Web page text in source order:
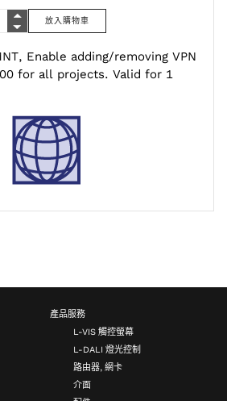
Enable adding/removing VPN
for all projects. Valid for 1
產品服務
L-VIS 觸控螢幕
L-DALI 燈光控制
路由器, 網卡
介面